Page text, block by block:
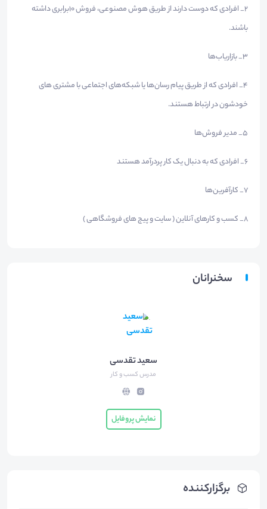
برگزارکننده
2_ افرادی که دوست دارند از طریق هوش مصنوعی، فروش 10برابری داشته
باشند.
3_ بازاریاب‌ها
4_ افرادی که از طریق پیام رسان‌ها یا شبکه‌های اجتماعی با مشتری های
خودشون در ارتباط هستند.
5_ مدیر فروش‌ها
6_ افرادی که به دنبال یک کار پردرآمد هستند
7_ کارآفرین‌ها
8_ کسب و کارهای آنلاین ( سایت و پیج های فروشگاهی )
سخنرانان
سعید تقدسی
مدرس کسب و کار
نمایش پروفایل